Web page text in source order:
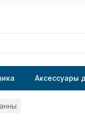
Аксессуары